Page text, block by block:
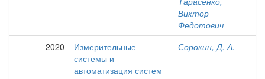
Виктор
Федотович
2020
Измерительные
системы и
автоматизация систем
Сорокин, Д. А.